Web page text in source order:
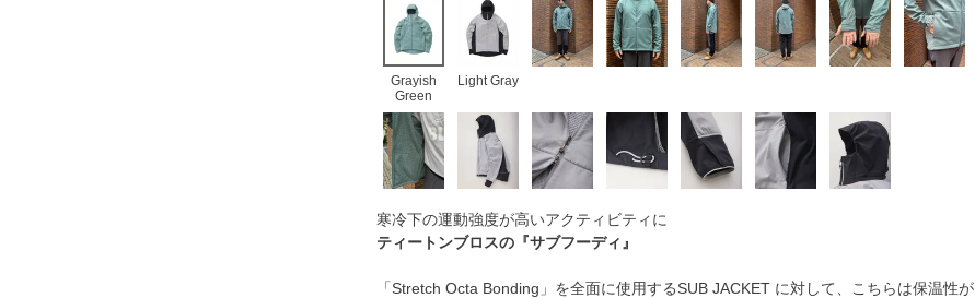
Grayish
Green
Light Gray
寒冷下の運動強度が高いアクティビティに
ティートンブロスの『サブフーディ』
「Stretch Octa Bonding」を全面に使用するSUB JACKET に対して、こちらは保温性が